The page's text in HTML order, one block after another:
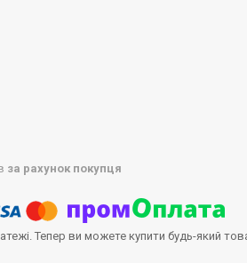
за рахунок покупця
Тепер ви можете купити будь-який